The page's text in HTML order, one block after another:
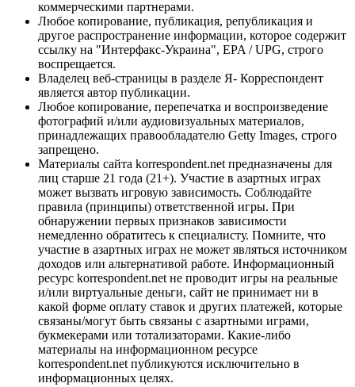
коммерческими партнерами.
Любое копирование, публикация, републикация и
другое распространение информации, которое содержит
ссылку на "Интерфакс-Украина", EPA / UPG, строго
воспрещается.
Владелец веб-страницы в разделе Я- Корреспондент
является автор публикации.
Любое копирование, перепечатка и воспроизведение
фотографий и/или аудиовизуальных материалов,
принадлежащих правообладателю Getty Images, строго
запрещено.
Материалы сайта korrespondent.net предназначены для
лиц старше 21 года (21+). Участие в азартных играх
может вызвать игровую зависимость. Соблюдайте
правила (принципы) ответственной игры. При
обнаружении первых признаков зависимости
немедленно обратитесь к специалисту. Помните, что
участие в азартных играх не может являться источником
доходов или альтернативой работе. Информационный
ресурс korrespondent.net не проводит игры на реальные
и/или виртуальные деньги, сайт не принимает ни в
какой форме оплату ставок и других платежей, которые
связаны/могут быть связаны с азартными играми,
букмекерами или тотализаторами. Какие-либо
материалы на информационном ресурсе
korrespondent.net публикуются исключительно в
информационных целях.